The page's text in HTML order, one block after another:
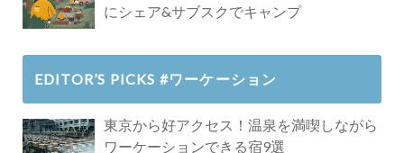
にシェア&サブスクでキャンプ
EDITOR’S PICKS #ワーケーション
東京から好アクセス！温泉を満喫しながら
ワーケーションできる宿9選